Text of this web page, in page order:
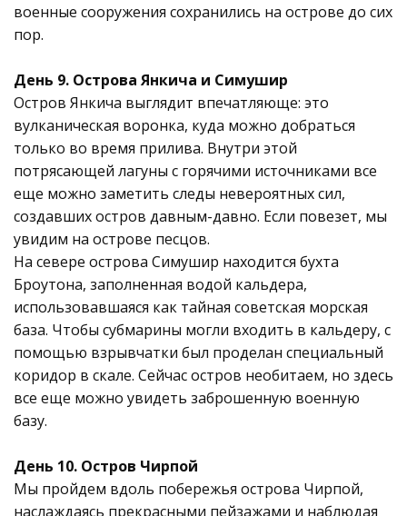
военные сооружения сохранились на острове до сих
пор.
День 9. Острова Янкича и Симушир
Остров Янкича выглядит впечатляюще: это
вулканическая воронка, куда можно добраться
только во время прилива. Внутри этой
потрясающей лагуны с горячими источниками все
еще можно заметить следы невероятных сил,
создавших остров давным-давно. Если повезет, мы
увидим на острове песцов.
На севере острова Симушир находится бухта
Броутона, заполненная водой кальдера,
использовавшаяся как тайная советская морская
база. Чтобы субмарины могли входить в кальдеру, с
помощью взрывчатки был проделан специальный
коридор в скале. Сейчас остров необитаем, но здесь
все еще можно увидеть заброшенную военную
базу.
День 10. Остров Чирпой
Мы пройдем вдоль побережья острова Чирпой,
наслаждаясь прекрасными пейзажами и наблюдая